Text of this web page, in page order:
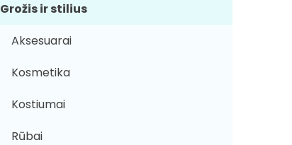
Grožis ir stilius
Aksesuarai
Kosmetika
Kostiumai
Rūbai